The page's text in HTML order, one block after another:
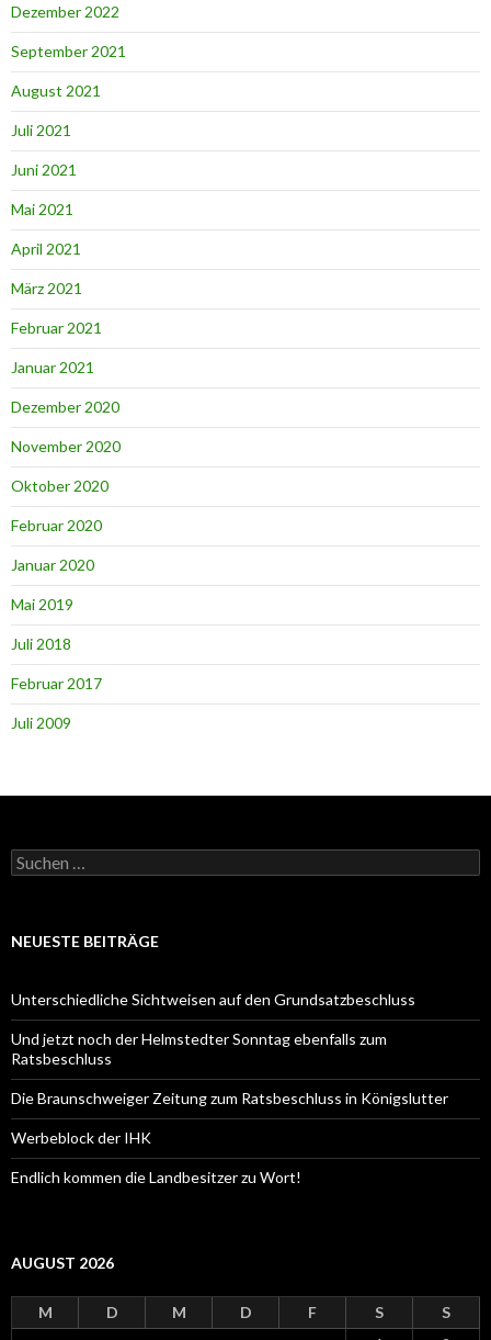
Dezember 2022
September 2021
August 2021
Juli 2021
Juni 2021
Mai 2021
April 2021
März 2021
Februar 2021
Januar 2021
Dezember 2020
November 2020
Oktober 2020
Februar 2020
Januar 2020
Mai 2019
Juli 2018
Februar 2017
Juli 2009
Suche
nach:
NEUESTE BEITRÄGE
Unterschiedliche Sichtweisen auf den Grundsatzbeschluss
Und jetzt noch der Helmstedter Sonntag ebenfalls zum
Ratsbeschluss
Die Braunschweiger Zeitung zum Ratsbeschluss in Königslutter
Werbeblock der IHK
Endlich kommen die Landbesitzer zu Wort!
AUGUST 2026
M D M D F S
S